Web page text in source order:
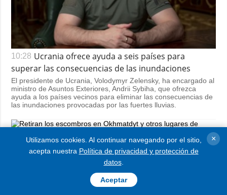
10:28 Ucrania ofrece ayuda a seis países para
superar las consecuencias de las inundaciones
El presidente de Ucrania, Volodymyr Zelensky, ha encargado al
ministro de Asuntos Exteriores, Andrii Sybiha, que ofrezca
ayuda a los países vecinos para eliminar las consecuencias de
las inundaciones provocadas por las fuertes lluvias.
21:30 Retiran los escombros en Okhmatdyt y otros
lugares de impactos tras el ataque ruso con misiles a
Los servicios de rescate y comunales continúan trabajando en
los lugares que fueron impactados durante el lanzamiento
Utilizamos cookies. Al continuar navegando por el sitio,
acepta nuestra Política de privacidad y protección de
datos.
Aceptar
×